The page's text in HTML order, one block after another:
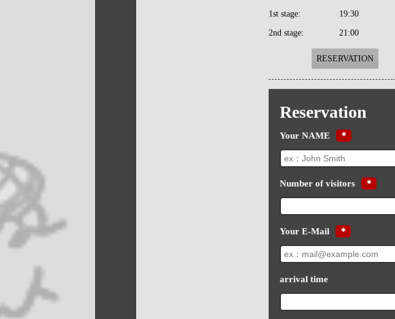
1st stage: 19:30
2nd stage: 21:00
RESERVATION
Reservation
Your NAME ＊
Number of visitors ＊
Your E-Mail ＊
arrival time